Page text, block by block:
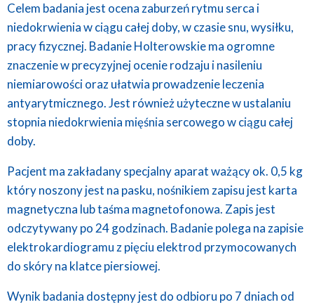
Celem badania jest ocena zaburzeń rytmu serca i
niedokrwienia w ciągu całej doby, w czasie snu, wysiłku,
pracy fizycznej. Badanie Holterowskie ma ogromne
znaczenie w precyzyjnej ocenie rodzaju i nasileniu
niemiarowości oraz ułatwia prowadzenie leczenia
antyarytmicznego. Jest również użyteczne w ustalaniu
stopnia niedokrwienia mięśnia sercowego w ciągu całej
doby.
Pacjent ma zakładany specjalny aparat ważący ok. 0,5 kg
który noszony jest na pasku, nośnikiem zapisu jest karta
magnetyczna lub taśma magnetofonowa. Zapis jest
odczytywany po 24 godzinach. Badanie polega na zapisie
elektrokardiogramu z pięciu elektrod przymocowanych
do skóry na klatce piersiowej.
Wynik badania dostępny jest do odbioru po 7 dniach od